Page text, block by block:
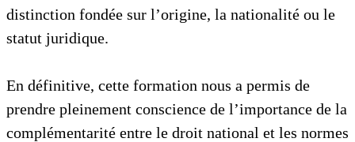
distinction fondée sur l’origine, la nationalité ou le
statut juridique.
En définitive, cette formation nous a permis de
prendre pleinement conscience de l’importance de la
complémentarité entre le droit national et les normes